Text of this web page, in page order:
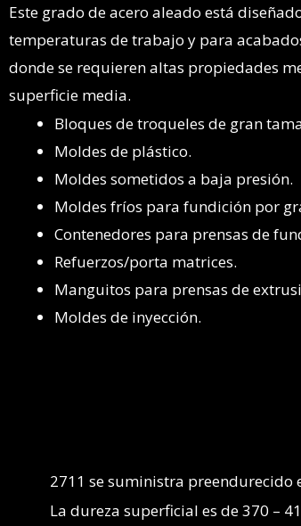
Este grado de acero aleado está
temperaturas de trabajo y para
donde se requieren altas propiedades
superficie media.
Bloques de troqueles de gran
Moldes de plástico.
Moldes sometidos a baja presión.
Moldes fríos para fundición por
Contenedores para prensas de
Refuerzos/porta matrices.
Manguitos para prensas de
Moldes de inyección.
2711 se suministra preendurecido
La dureza superficial es de 370 –